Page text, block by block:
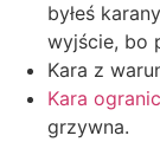
byłeś
wyjście, bo
Kara z
Kara
grzywna.